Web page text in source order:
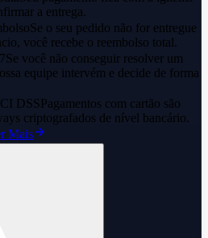
a entrega.
Se o seu pedido não for entregue
você recebe o reembolso total.
Se você não conseguir resolver um
equipe intervém e decide de forma
DSSPagamentos com cartão são
criptografados de nível bancário.
Mais